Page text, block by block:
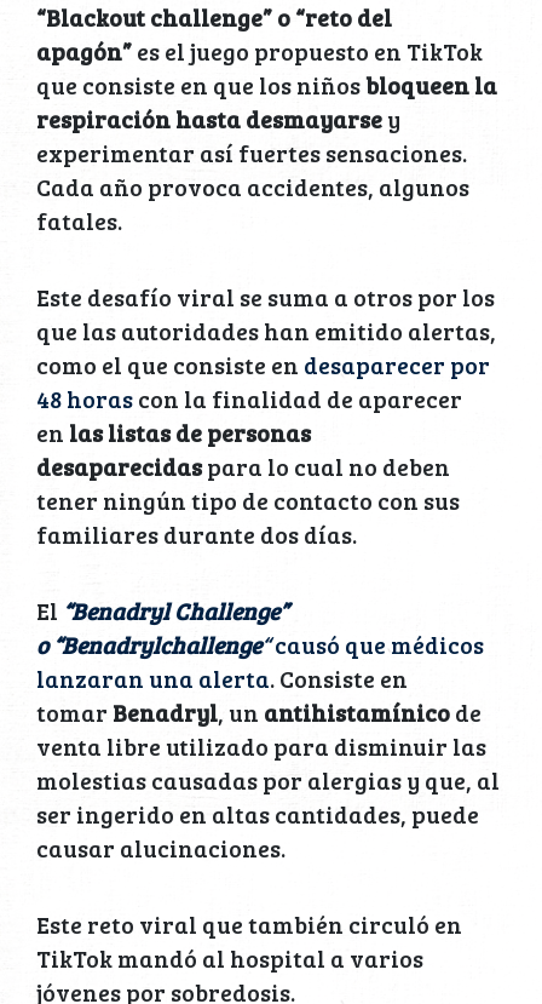
“Blackout challenge” o “reto del
apagón”es el juego propuesto en TikTok
que consiste en que los niñosbloqueen la
respiración hasta desmayarsey
experimentar así fuertes sensaciones.
Cada año provoca accidentes, algunos
fatales.
Este desafío viral se suma a otros por los
que las autoridades han emitido alertas,
como el que consiste en desaparecer por
48 horascon la finalidad de aparecer
en las listas de personas
desaparecidaspara lo cual no deben
tener ningún tipo de contacto con sus
familiares durante dos días.
El “Benadryl Challenge”
o“Benadrylchallenge“causó que médicos
lanzaran una alerta. Consiste en
tomar Benadryl, un antihistamínicode
venta libre utilizado para disminuir las
molestias causadas por alergias y que, al
ser ingerido en altas cantidades, puede
causar alucinaciones.
Este reto viral que también circuló en
TikTok mandó al hospital a varios
jóvenes por sobredosis.